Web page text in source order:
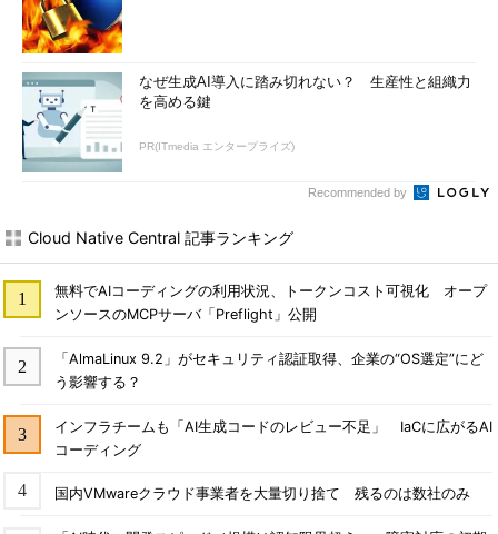
なぜ生成AI導入に踏み切れない？ 生産性と組織力
を高める鍵
PR(ITmedia エンタープライズ)
Recommended by
Cloud Native Central 記事ランキング
無料でAIコーディングの利用状況、トークンコスト可視化 オープ
ンソースのMCPサーバ「Preflight」公開
「AlmaLinux 9.2」がセキュリティ認証取得、企業の“OS選定”にど
う影響する？
インフラチームも「AI生成コードのレビュー不足」 IaCに広がるAI
コーディング
国内VMwareクラウド事業者を大量切り捨て 残るのは数社のみ